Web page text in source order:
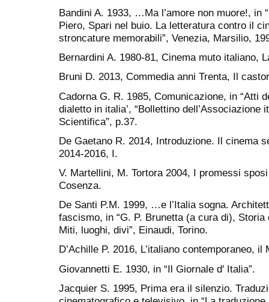
Bandini A. 1933, …Ma l’amore non muore!, in
Piero, Spari nel buio. La letteratura contro il
stroncature memorabili”, Venezia, Marsilio,
Bernardini A. 1980-81, Cinema muto italiano,
Bruni D. 2013, Commedia anni Trenta, Il
Cadorna G. R. 1985, Comunicazione, in “Atti
dialetto in italia’, “Bollettino dell’Associazione
Scientifica”, p.37.
De Gaetano R. 2014, Introduzione. Il cinema
2014-2016, I.
V. Martellini, M. Tortora 2004, I promessi
Cosenza.
De Santi P.M. 1999, …e l’Italia sogna.
fascismo, in “G. P. Brunetta (a cura di), Storia
Miti, luoghi, divi”, Einaudi, Torino.
D’Achille P. 2016, L’italiano contemporaneo,
Giovannetti E. 1930, in “Il Giornale d' Italia”.
Jacquier S. 1995, Prima era il silenzio.